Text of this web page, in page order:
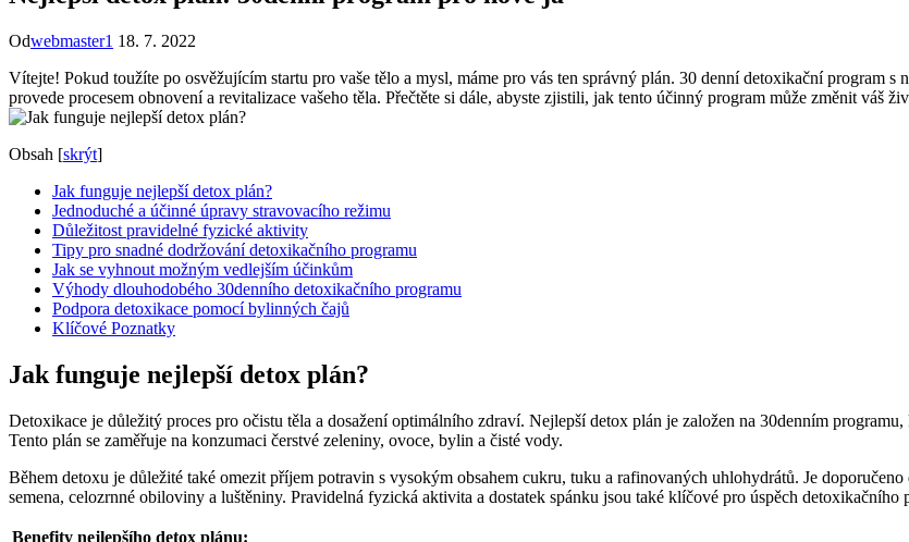
Odwebmaster1 18. 7. 2022
Vítejte! Pokud toužíte po osvěžujícím startu pro vaše tělo a mysl, máme pro vás ten správný plán. 30 denní detoxikační program
provede procesem obnovení a revitalizace vašeho těla. Přečtěte si dále, abyste zjistili, jak tento účinný program může změnit váš
Obsah [skrýt]
Jak funguje nejlepší detox plán?
Jednoduché a účinné úpravy stravovacího režimu
Důležitost pravidelné fyzické aktivity
Tipy pro snadné dodržování detoxikačního programu
Jak se vyhnout možným vedlejším účinkům
Výhody dlouhodobého 30denního detoxikačního programu
Podpora detoxikace pomocí bylinných čajů
Klíčové Poznatky
Jak funguje nejlepší detox plán?
Detoxikace je důležitý proces pro očistu těla a dosažení optimálního zdraví. Nejlepší detox plán je založen na 30denním
Tento plán se zaměřuje na konzumaci čerstvé zeleniny, ovoce, bylin a čisté vody.
Během detoxu je důležité také omezit příjem potravin s vysokým obsahem cukru, tuku a rafinovaných uhlohydrátů. Je
semena, celozrnné obiloviny a luštěniny. Pravidelná fyzická aktivita a dostatek spánku jsou také klíčové pro úspěch detoxikačního
Benefity nejlepšího detox plánu: